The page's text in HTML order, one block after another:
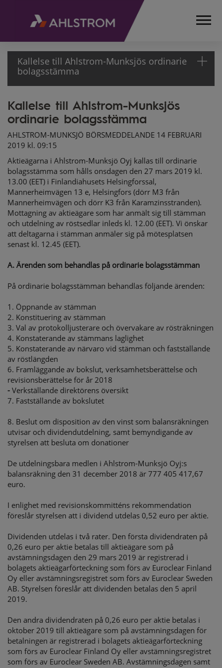
Kallelse till Ahlstrom-Munksjös ordinarie
bolagsstämma
HEMSIDA
MEDIA
BÖRSMEDDELANDEN
2019
KALLELSE TILL
AHLSTROM-
MUNKSJÖS
BOLAGSSTÄMMA
Kallelse till Ahlstrom-Munksjös
ordinarie bolagsstämma
AHLSTROM-MUNKSJÖ BÖRSMEDDELANDE 14 FEBRUARI
2019 kl. 09:15
Aktieägarna i Ahlstrom-Munksjö Oyj kallas till ordinarie
bolagsstämma som hålls onsdagen den 27 mars 2019 kl.
13.00 (EET) i Finlandiahusets Helsingforssal,
Mannerheimvägen 13 e, Helsingfors (dörr M3 från
Mannerheimvägen och dörr K3 från Karamzinsstranden).
Mottagning av aktieägare som har anmält sig till stämman
och utdelning av röstsedlar inleds kl. 12.00 (EET). Vi önskar
att deltagarna i stämman anmäler sig på mötesplatsen
senast kl. 12.45 (EET).
A. Ärenden som behandlas på ordinarie bolagsstämman
På ordinarie bolagsstämman behandlas följande ärenden:
1. Öppnande av stämman
2. Konstituering av stämman
3. Val av protokolljusterare och övervakare av rösträkningen
4. Konstaterande av stämmans laglighet
5. Konstaterande av närvaro vid stämman och fastställande
av röstlängden
6. Framläggande av bokslut, verksamhetsberättelse och
revisionsberättelse för år 2018
- Verkställande direktörens översikt
7. Fastställande av bokslutet
8. Beslut om disposition av den vinst som balansräkningen
utvisar och dividendutdelning, samt bemyndigande av
styrelsen att besluta om donationer
De utdelningsbara medlen i Ahlstrom-Munksjö Oyj:s
balansräkning den 31 december 2018 är 777 405 417,67
euro.
I enlighet med revisionskommitténs rekommendation
föreslår styrelsen att i dividend utdelas 0,52 euro per aktie.
Dividenden utdelas i två rater. Den första dividendraten på
0,26 euro per aktie betalas till aktieägare som på
avstämningsdagen den 29 mars 2019 är registrerad i
bolagets aktieägarförteckning som förs av Euroclear Finland
Oy eller avstämningsregistret som förs av Euroclear Sweden
AB. Styrelsen föreslår att dividenden betalas den 5 april
2019.
Den andra dividendraten på 0,26 euro per aktie betalas i
oktober 2019 till aktieägare som på avstämningsdagen för
betalningen är registrerad i bolagets aktieägarförteckning
som förs av Euroclear Finland Oy eller avstämningsregistret
som förs av Euroclear Sweden AB. Avstämningsdagen samt